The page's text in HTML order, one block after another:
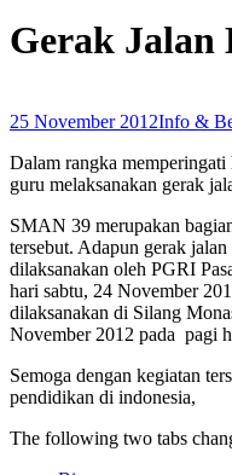
Gerak
25 November 2012Info &
Dalam rangka
guru melaksanakan gerak
SMAN 39 merupakan
tersebut. Adapun gerak
dilaksanakan oleh PGRI
hari sabtu, 24 November
dilaksanakan di Silang
November 2012 pada pagi
Semoga dengan kegiatan
pendidikan di indonesia,
The following two tabs